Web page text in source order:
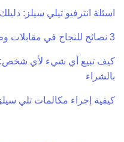
اسئلة انترفيو تيلي سيلز:
3 نصائح للنجاح في مقابلات وظائف التلي سيلز
كيف تبيع أي شيء لأي شخص:
بالشراء
كيفية إجراء مكالمات تلي